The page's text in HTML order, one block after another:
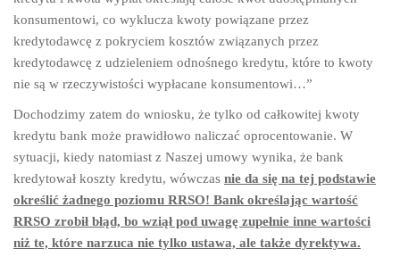
konsumentowi, co wyklucza kwoty powiązane przez
kredytodawcę z pokryciem kosztów związanych przez
kredytodawcę z udzieleniem odnośnego kredytu, które to kwoty
nie są w rzeczywistości wypłacane konsumentowi…”
Dochodzimy zatem do wniosku, że tylko od całkowitej kwoty
kredytu bank może prawidłowo naliczać oprocentowanie. W
sytuacji, kiedy natomiast z Naszej umowy wynika, że bank
kredytował koszty kredytu, wówczas nie da się na tej podstawie
określić żadnego poziomu RRSO! Bank określając wartość
RRSO zrobił błąd, bo wziął pod uwagę zupełnie inne wartości
niż te, które narzuca nie tylko ustawa, ale także dyrektywa.